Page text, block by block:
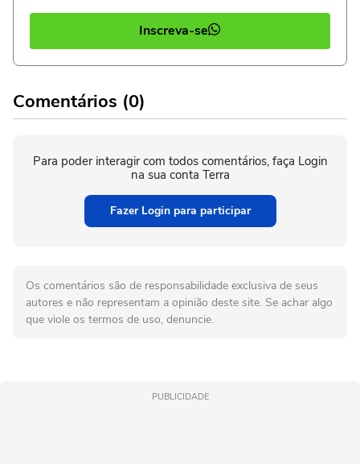
Inscreva-se
Comentários (0)
Para poder interagir com todos comentários, faça Login
na sua conta Terra
Fazer Login para participar
Os comentários são de responsabilidade exclusiva de seus
autores e não representam a opinião deste site. Se achar algo
que viole os termos de uso, denuncie.
PUBLICIDADE